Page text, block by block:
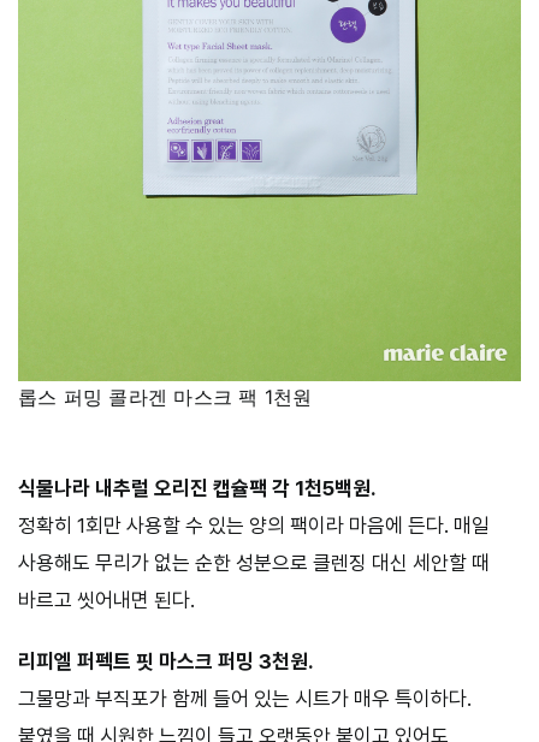
롭스 퍼밍 콜라겐 마스크 팩 1천원
식물나라 내추럴 오리진 캡슐팩 각 1천5백원.
정확히 1회만 사용할 수 있는 양의 팩이라 마음에 든다. 매일
사용해도 무리가 없는 순한 성분으로 클렌징 대신 세안할 때
바르고 씻어내면 된다.
리피엘 퍼펙트 핏 마스크 퍼밍 3천원.
그물망과 부직포가 함께 들어 있는 시트가 매우 특이하다.
붙였을 때 시원한 느낌이 들고 오랫동안 붙이고 있어도